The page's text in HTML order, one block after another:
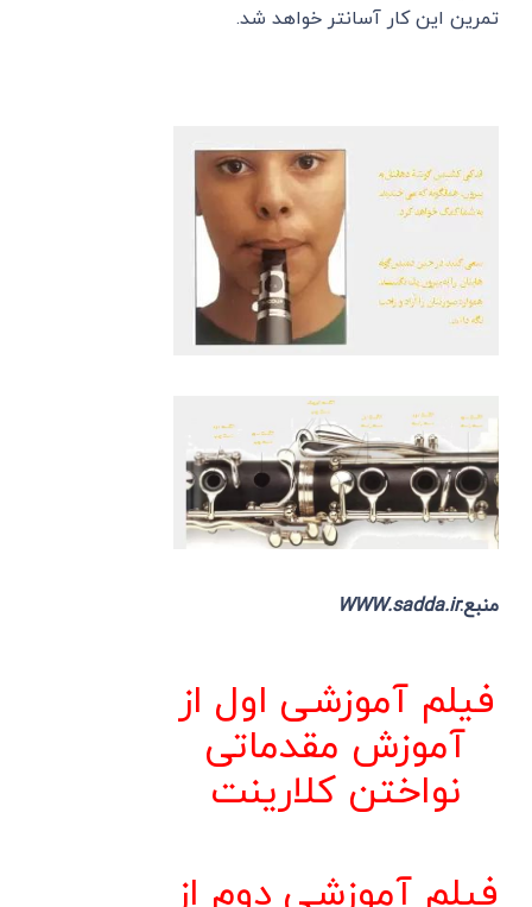
تمرين اين كار آسانتر خواهد شد.
منبع:WWW.sadda.ir
فیلم آموزشی اول از
آموزش مقدماتی
نواختن کلارینت
فیلم آموزشی دوم از